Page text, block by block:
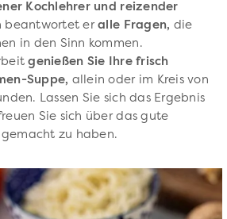
Kochlehrer und reizender
beantwortet eralle Fragen, die
in den Sinn kommen.
genießen Sie Ihre frisch
Suppe, allein oder im Kreis von
Lassen Sie sich das Ergebnis
Sie sich über das gute
gemacht zu haben.